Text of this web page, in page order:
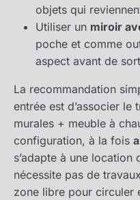
objets qui
Utiliser un miroir
poche et comme
aspect avant de
La recommandation
entrée est d’associer
murales + meuble à
configuration, à la fois
s’adapte à une location
nécessite pas de
zone libre pour circuler